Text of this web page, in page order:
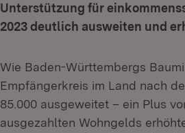
Unterstützung für
2023 deutlich ausweiten und
Wie Baden-Württembergs
Empfängerkreis im Land nach
85.000 ausgeweitet – ein Plus
ausgezahlten Wohngelds